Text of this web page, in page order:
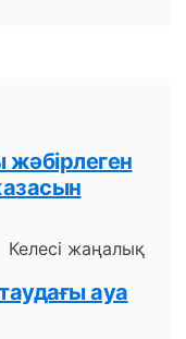
жәбірлеген
Келесі жаңалық
ауа